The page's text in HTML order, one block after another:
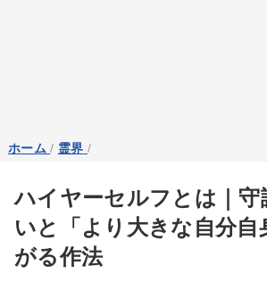
ホーム / 霊界 /
ハイヤーセルフとは｜守
いと「より大きな自分自
がる作法